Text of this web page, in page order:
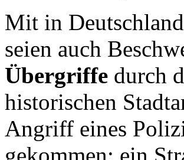
Mit in
seien auch
Übergriffe durch
historischen
Angriff eines